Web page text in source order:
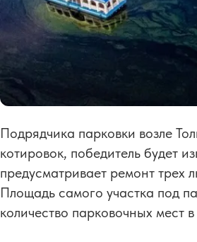
Подрядчика парковки возле
котировок, победитель будет
предусматривает ремонт трех
Площадь самого участка под
количество парковочных мест